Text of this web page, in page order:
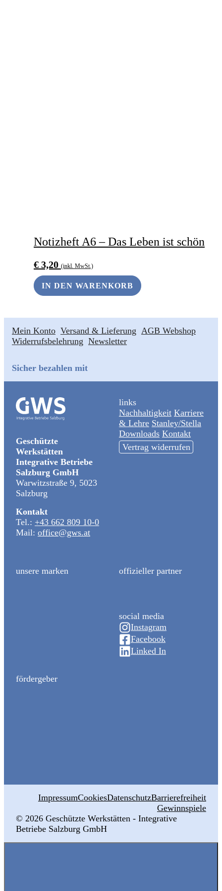
Notizheft A6 – Das Leben ist schön
€ 3,20 (inkl. MwSt.)
IN DEN WARENKORB
Mein Konto Versand & Lieferung AGB Webshop
Widerrufsbelehrung Newsletter
Sicher bezahlen mit
Geschützte
Werkstätten
Integrative Betriebe
Salzburg GmbH
Warwitzstraße 9, 5023
Salzburg
Kontakt
Tel.: +43 662 809 10-0
Mail: office@gws.at
links
Nachhaltigkeit Karriere
& Lehre Stanley/Stella
Downloads Kontakt
Vertrag widerrufen
unsere marken
fördergeber
offizieller partner
social media
Instagram
Facebook
Linked In
© 2026 ‍Geschützte Werkstätten - Integrative
Betriebe Salzburg GmbH
ImpressumCookiesDatenschutzBarrierefreiheit
Gewinnspiele